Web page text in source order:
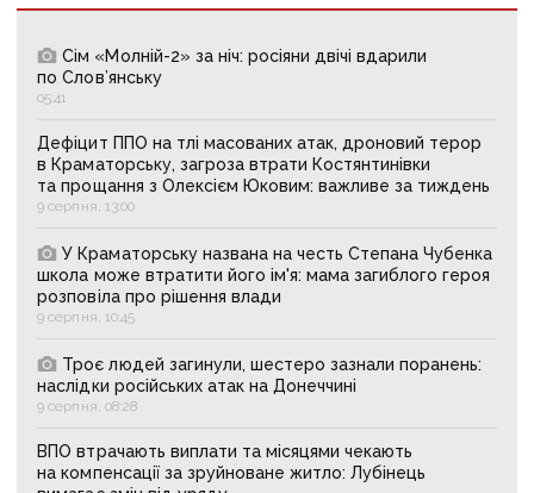
Сім «Молній-2» за ніч: росіяни двічі вдарили
по Слов’янську
05:41
Дефіцит ППО на тлі масованих атак, дроновий терор
в Краматорську, загроза втрати Костянтинівки
та прощання з Олексієм Юковим: важливе за тиждень
9 серпня, 13:00
У Краматорську названа на честь Степана Чубенка
школа може втратити його ім'я: мама загиблого героя
розповіла про рішення влади
9 серпня, 10:45
Троє людей загинули, шестеро зазнали поранень:
наслідки російських атак на Донеччині
9 серпня, 08:28
ВПО втрачають виплати та місяцями чекають
на компенсації за зруйноване житло: Лубінець